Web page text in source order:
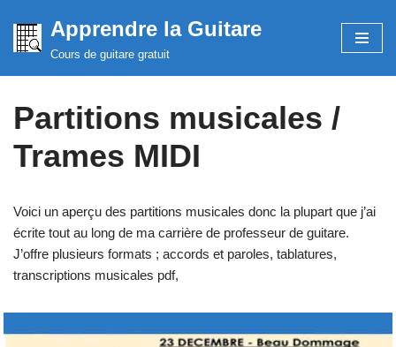
Aller
Apprendre la Guitare
Cours de guitare gratuit
Accueil»Partitions musicales / Trames MIDI
Partitions musicales /
Trames MIDI
Voici un aperçu des partitions musicales donc la plupart que j’ai
écrite tout au long de ma carrière de professeur de guitare.
J’offre plusieurs formats ; accords et paroles, tablatures,
transcriptions musicales pdf,